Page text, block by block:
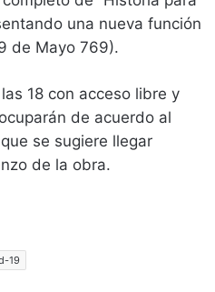
una nueva función
de Mayo 769).
18 con acceso libre y
de acuerdo al
se sugiere llegar
de la obra.
19